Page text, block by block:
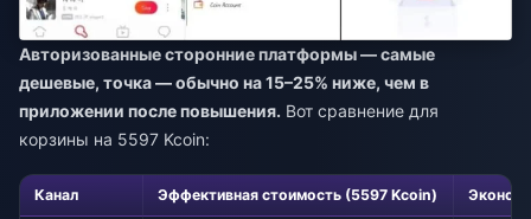
Авторизованные сторонние платформы — самые
дешевые, точка — обычно на 15–25% ниже, чем в
приложении после повышения. Вот сравнение для
корзины на 5597 Kcoin:
Канал Эффективная стоимость (5597 Kcoin)